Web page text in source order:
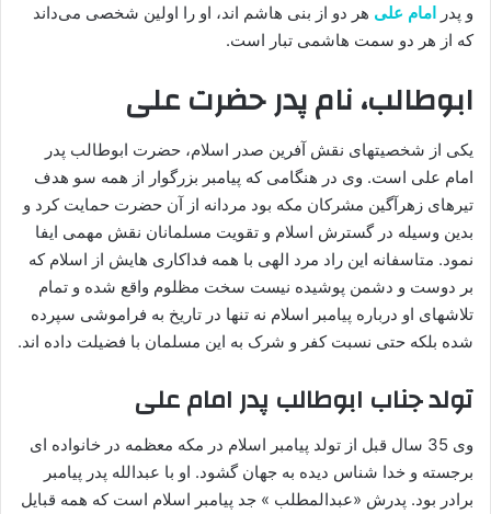
و پدر امام علی هر دو از بنی ‌هاشم اند، او را اولین شخصی می‌داند
که از هر دو سمت هاشمی ‌تبار است.
ابوطالب، نام پدر حضرت علی
یکی از شخصیتهای نقش آفرین صدر اسلام، حضرت ابوطالب پدر
امام علی است. وی در هنگامی که پیامبر بزرگوار از همه سو هدف
تیرهای زهرآگین مشرکان مکه بود مردانه از آن حضرت حمایت کرد و
بدین وسیله در گسترش اسلام و تقویت مسلمانان نقش مهمی ایفا
نمود. متاسفانه این راد مرد الهی با همه فداکاری هایش از اسلام که
بر دوست و دشمن پوشیده نیست سخت مظلوم واقع شده و تمام
تلاشهای او درباره پیامبر اسلام نه تنها در تاریخ به فراموشی سپرده
شده بلکه حتی نسبت کفر و شرک به این مسلمان با فضیلت داده اند.
تولد جناب ابوطالب پدر امام علی
وی 35 سال قبل از تولد پیامبر اسلام در مکه معظمه در خانواده ای
برجسته و خدا شناس دیده به جهان گشود. او با عبدالله پدر پیامبر
برادر بود. پدرش «عبدالمطلب » جد پیامبر اسلام است که همه قبایل